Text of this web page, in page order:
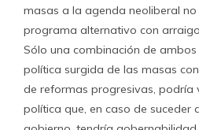
masas a la agenda neoliberal
programa alternativo con
Sólo una combinación de
política surgida de las masas
de reformas progresivas, podría
política que, en caso de suceder